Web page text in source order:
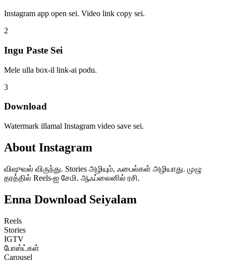
Instagram app open sei. Video link copy sei.
2
Ingu Paste Sei
Mele ulla box-il link-ai podu.
3
Download
Watermark illamal Instagram video save sei.
About Instagram
விஷுவல் விருந்து. Stories அழியும், ஃபைல்கள் அழியாது. முழு
தரத்தில் Reels-ஐ சேமி. ஆஃப்லைனில் ரசி.
Enna Download Seiyalam
Reels
Stories
IGTV
போஸ்ட்கள்
Carousel